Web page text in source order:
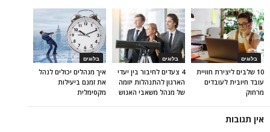
בלוגים
איך מנהלים יכולים לנהל
את זמנם ביעילות
מקסימלית
בלוגים
4 צעדים לחיבור בין יעדי
הארגון להתנהלות יזומה
של מנהל משאבי האנוש
בלוגים
10 שלבים ליצירת חוויית
עובד חיובית לעובדים
מרחוק
אין תגובות